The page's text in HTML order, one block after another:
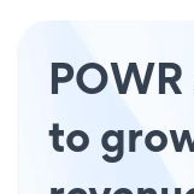
to